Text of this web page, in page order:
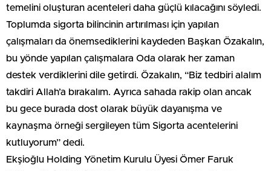
temelini oluşturan acenteleri daha güçlü kılacağını söyledi.
Toplumda sigorta bilincinin artırılması için yapılan
çalışmaları da önemsediklerini kaydeden Başkan Özakalın,
bu yönde yapılan çalışmalara Oda olarak her zaman
destek verdiklerini dile getirdi. Özakalın, “Biz tedbiri alalım
takdiri Allah’a bırakalım. Ayrıca sahada rakip olan ancak
bu gece burada dost olarak büyük dayanışma ve
kaynaşma örneği sergileyen tüm Sigorta acentelerini
kutluyorum” dedi.
Ekşioğlu Holding Yönetim Kurulu Üyesi Ömer Faruk